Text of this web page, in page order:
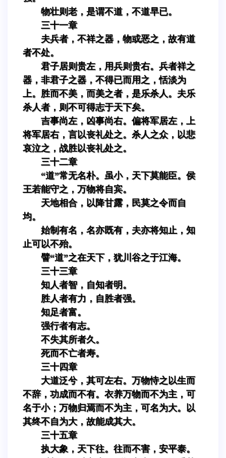
物壮则老，是谓不道，不道早已。
三十一章
夫兵者，不祥之器，物或恶之，故有道
者不处。
君子居则贵左，用兵则贵右。兵者祥之
器，非君子之器，不得已而用之，恬淡为
上。胜而不美，而美之者，是乐杀人。夫乐
杀人者，则不可得志于天下矣。
吉事尚左，凶事尚右。偏将军居左，上
将军居右，言以丧礼处之。杀人之众，以悲
哀泣之，战胜以丧礼处之。
三十二章
“道”常无名朴。虽小，天下莫能臣。侯
王若能守之，万物将自宾。
天地相合，以降甘露，民莫之令而自
均。
始制有名，名亦既有，夫亦将知止，知
止可以不殆。
譬“道”之在天下，犹川谷之于江海。
三十三章
知人者智，自知者明。
胜人者有力，自胜者强。
知足者富。
强行者有志。
不失其所者久。
死而不亡者寿。
三十四章
大道泛兮，其可左右。万物恃之以生而
不辞，功成而不有。衣养万物而不为主，可
名于小；万物归焉而不为主，可名为大。以
其终不自为大，故能成其大。
三十五章
执大象，天下往。往而不害，安平泰。